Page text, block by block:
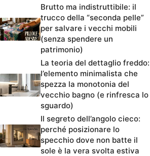
Brutto ma indistruttibile: il
trucco della “seconda pelle”
per salvare i vecchi mobili
(senza spendere un
patrimonio)
La teoria del dettaglio freddo:
l’elemento minimalista che
spezza la monotonia del
vecchio bagno (e rinfresca lo
sguardo)
Il segreto dell’angolo cieco:
perché posizionare lo
specchio dove non batte il
sole è la vera svolta estiva